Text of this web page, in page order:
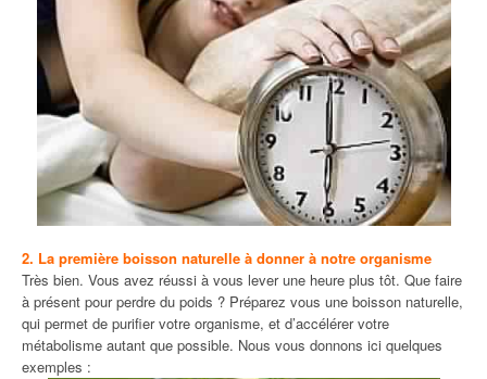
2. La première boisson naturelle à donner à notre organisme
Très bien. Vous avez réussi à vous lever une heure plus tôt. Que faire
à présent pour perdre du poids ? Préparez vous une boisson naturelle,
qui permet de purifier votre organisme, et d’accélérer votre
métabolisme autant que possible. Nous vous donnons ici quelques
exemples :